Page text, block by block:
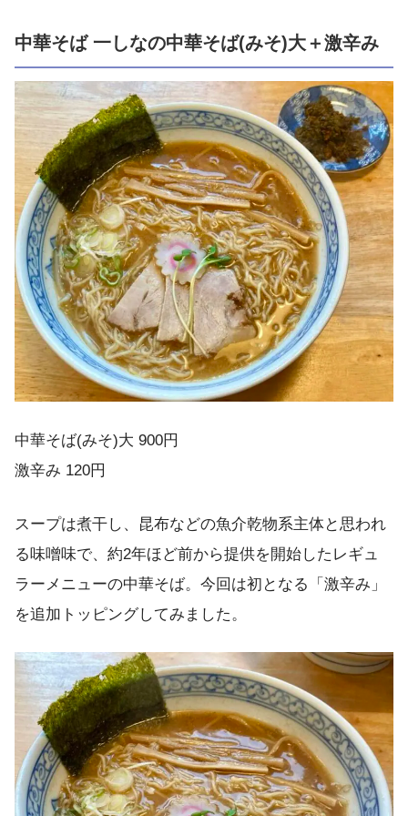
中華そば 一しなの中華そば(みそ)大＋激辛み
中華そば(みそ)大 900円
激辛み 120円
スープは煮干し、昆布などの魚介乾物系主体と思われ
る味噌味で、約2年ほど前から提供を開始したレギュ
ラーメニューの中華そば。今回は初となる「激辛み」
を追加トッピングしてみました。